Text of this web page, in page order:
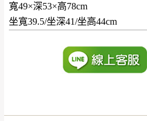
寬49×深53×高78cm
坐寬39.5/坐深41/坐高44cm
加收說明
電腦螢幕的設定色差或
際商品的顏色、質感稍
訂購前詳加確認。(包
訂購前請確認商品尺